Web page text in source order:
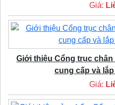
Giá:
Giới thiệu Cổng trục
cung cấp và
Giá: